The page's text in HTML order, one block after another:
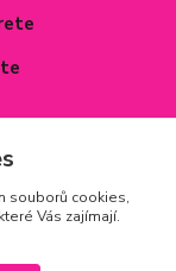
souborů cookies,
Vás zajímají.